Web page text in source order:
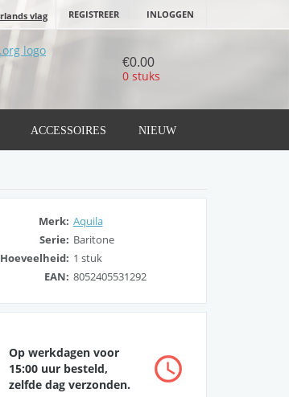
REGISTREER INLOGGEN
€0.00
0 stuks
ACCESSOIRES NIEUW
Merk: Aquila
Serie: Baritone
Hoeveelheid: 1 stuk
EAN: 8052405531292
Op werkdagen voor
15:00 uur besteld,
zelfde dag verzonden.